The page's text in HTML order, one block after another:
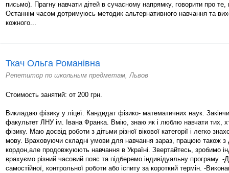
письмо). Прагну навчати дітей в сучасному напрямку, говорити про
Останнім часом дотримуюсь методик альтернативного навчання та
кожного...
Ткач Ольга Романівна
Репетитор по школьным предметам, Львов
Стоимость занятий: от 200 грн.
Викладаю фізику у ліцеї. Кандидат фізико- математичних наук.
факультет ЛНУ ім. Івана Франка. Вмію, знаю як і люблю навчати тих,
фізику. Маю досвід роботи з дітьми різної вікової категорії і легко
мову. Враховуючи складні умови для навчання зараз, працюю також з
кордон,але продовжуюють навчання в Україні. Звертайтесь, зробимо
врахуємо різний часовий пояс та підберемо індивідуальну програму.
самостійної, контрольної роботи або іспиту за короткий термін. -